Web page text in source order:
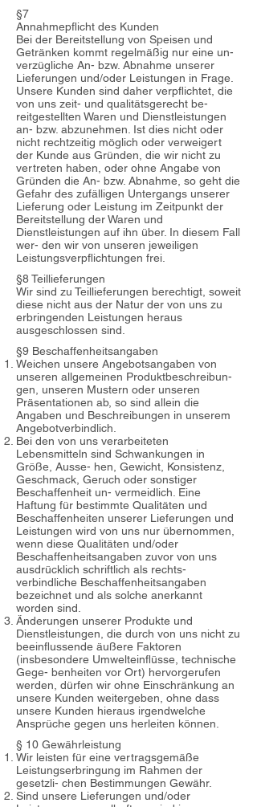
§7
Annahmepflicht des Kunden
Bei der Bereitstellung von Speisen und
Getränken kommt regelmäßig nur eine un-
verzügliche An- bzw. Abnahme unserer
Lieferungen und/oder Leistungen in Frage.
Unsere Kunden sind daher verpflichtet, die
von uns zeit- und qualitätsgerecht be-
reitgestellten Waren und Dienstleistungen
an- bzw. abzunehmen. Ist dies nicht oder
nicht rechtzeitig möglich oder verweigert
der Kunde aus Gründen, die wir nicht zu
vertreten haben, oder ohne Angabe von
Gründen die An- bzw. Abnahme, so geht die
Gefahr des zufälligen Untergangs unserer
Lieferung oder Leistung im Zeitpunkt der
Bereitstellung der Waren und
Dienstleistungen auf ihn über. In diesem Fall
wer- den wir von unseren jeweiligen
Leistungsverpflichtungen frei.
§8 Teillieferungen
Wir sind zu Teillieferungen berechtigt, soweit
diese nicht aus der Natur der von uns zu
erbringenden Leistungen heraus
ausgeschlossen sind.
§9 Beschaffenheitsangaben
Weichen unsere Angebotsangaben von
unseren allgemeinen Produktbeschreibun-
gen, unseren Mustern oder unseren
Präsentationen ab, so sind allein die
Angaben und Beschreibungen in unserem
Angebotverbindlich.
Bei den von uns verarbeiteten
Lebensmitteln sind Schwankungen in
Größe, Ausse- hen, Gewicht, Konsistenz,
Geschmack, Geruch oder sonstiger
Beschaffenheit un- vermeidlich. Eine
Haftung für bestimmte Qualitäten und
Beschaffenheiten unserer Lieferungen und
Leistungen wird von uns nur übernommen,
wenn diese Qualitäten und/oder
Beschaffenheitsangaben zuvor von uns
ausdrücklich schriftlich als rechts-
verbindliche Beschaffenheitsangaben
bezeichnet und als solche anerkannt
worden sind.
Änderungen unserer Produkte und
Dienstleistungen, die durch von uns nicht zu
beeinflussende äußere Faktoren
(insbesondere Umwelteinflüsse, technische
Gege- benheiten vor Ort) hervorgerufen
werden, dürfen wir ohne Einschränkung an
unsere Kunden weitergeben, ohne dass
unsere Kunden hieraus irgendwelche
Ansprüche gegen uns herleiten können.
§ 10 Gewährleistung
Wir leisten für eine vertragsgemäße
Leistungserbringung im Rahmen der
gesetzli- chen Bestimmungen Gewähr.
Sind unsere Lieferungen und/oder